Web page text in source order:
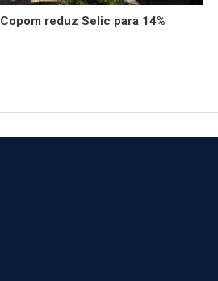
Copom reduz Selic para 14%